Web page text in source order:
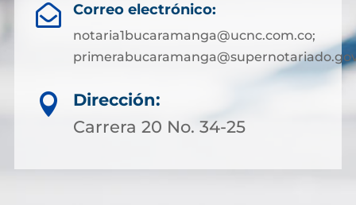
 Correo electrónico:
notaria1bucaramanga@ucnc.com.co;

Dirección:
Carrera 20 No. 34-25